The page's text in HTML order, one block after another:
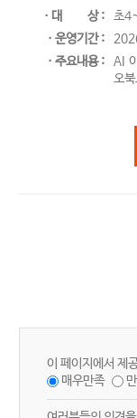
ㆍ대 상 :
초
ㆍ운영기간 :
ㆍ주요내용 :
AI
오
이 페이지에서 제
매우만족